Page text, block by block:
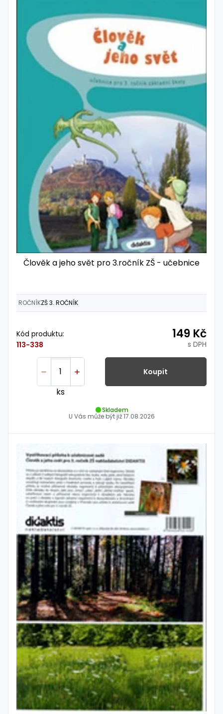
Člověk a jeho svět pro 3.ročník ZŠ - učebnice
ROČNÍKZŠ 3. ROČNÍK
Kód produktu:
113-338
149 Kč
s DPH
ks
Koupit
Skladem
U Vás může být již17.08.2026